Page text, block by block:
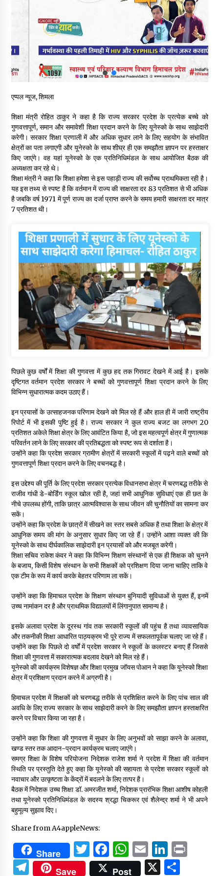
ऊना में PWD का जेई 8 हजार रुपये रिश्वत लेते गिरफ्तार, ठेकेदार का बिल
05/08/2026
स्वास्थ्य विभाग की खरीद में घोटाले की आशंका, स्वतंत्र जांच की मांग, भाजपा
05/08/2026
04/08/2026
पुलिस कांस्टेबल भर्ती के लिए बड़ी राहत, आयु सीमा में 1 वर्ष की छूट आवेदन की
अंतिम तिथि अब 21 अगस्त
04/08/2026
हिमाचल सरकार लाएगी नई “स्वास्थ्य बीमा नीति”, गरीब परिवारों के लिए
उपलब्ध होगी बेहतरीन उपचार सुविधा- CM
एप्पल न्यूज, शिमला
शिक्षा मंत्री रोहित ठाकुर ने कहा है कि राज्य सरकार प्रदेश के प्रत्येक बच्चे को
गुणवत्तापूर्ण, समान और समावेशी शिक्षा प्रदान करने के लिए यूनेस्को के साथ साझेदारी
करेगी। सरकार शिक्षा प्रणाली में और अधिक सुधार लाने के लिए सहयोग के संभावित
क्षेत्रों का पता लगाएगी और यूनेस्को के साथ शीघ्र ही एक समझौता ज्ञापन पर हस्ताक्षर
किए जाएंगे। वह यहां यूनेस्को के एक प्रतिनिधिमंडल के साथ आयोजित बैठक की
अध्यक्षता कर रहे थे।
शिक्षा मंत्री ने कहा कि शिक्षा हमेशा से इस पहाड़ी राज्य की सर्वोच्च प्राथमिकता रही है।
यह इस तथ्य से स्पष्ट है कि वर्तमान में राज्य की साक्षरता दर 83 प्रतिशत से भी अधिक
है जबकि वर्ष 1971 में पूर्ण राज्य का दर्जा प्राप्त करने के समय हमारी साक्षरता दर मात्र
7 प्रतिशत थी।
पिछले कुछ वर्षों में शिक्षा की गुणवत्ता में कुछ हद तक गिरावट देखने में आई है। इसके
दृष्टिगत वर्तमान प्रदेश सरकार ने बच्चों को गुणवत्तापूर्ण शिक्षा प्रदान करने के लिए
विभिन्न सुधारात्मक कदम उठाए हैं।
इन प्रयासों के उत्साहजनक परिणाम देखने को मिल रहे हैं और हाल ही में जारी राष्ट्रीय
रिपोर्ट में भी इसकी पुष्टि हुई है। राज्य सरकार ने कुल राज्य बजट का लगभग 20
प्रतिशत अकेले शिक्षा क्षेत्र के लिए आवंटित किया है, जो इस महत्वपूर्ण क्षेत्र में गुणात्मक
परिवर्तन लाने के लिए सरकार की प्रतिबद्धता को स्पष्ट रूप से दर्शाता है।
उन्होंने कहा कि प्रदेश सरकार ग्रामीण क्षेत्रों में सरकारी स्कूलों में पढ़ने वाले बच्चों को
गुणवत्तापूर्ण शिक्षा प्रदान करने के लिए वचनबद्ध है।
इस उद्देश्य की पूर्ति के लिए प्रदेश सरकार प्रत्येक विधानसभा क्षेत्र में चरणबद्ध तरीके से
राजीव गांधी डे-बोर्डिंग स्कूल खोल रही है, जहां सभी आधुनिक सुविधाएं एक ही छत के
नीचे उपलब्ध होंगी, ताकि छात्र आत्मविश्वास के साथ जीवन की चुनौतियों का सामना कर
सकें।
उन्होंने कहा कि प्रदेश के छात्रों में सीखने का स्तर सबसे अधिक है तथा शिक्षा के क्षेत्र में
आधुनिक समय की मांग के अनुसार सुधार किए जा रहे हैं। उन्होंने आशा व्यक्त की कि
यूनेस्को के साथ दीर्घकालिक साझेदारी इन प्रयासों को और मजबूत करेगी।
शिक्षा सचिव राकेश कंवर ने कहा कि विभिन्न शिक्षण संस्थानों से एक ही शिक्षक को चुनने
के बजाय, किसी विशेष संस्थान के सभी शिक्षकों को प्रशिक्षण दिया जाना चाहिए ताकि वे
एक टीम के रूप में कार्य करके बेहतर परिणाम ला सकें।
उन्होंने कहा कि हिमाचल प्रदेश के शिक्षण संस्थान बुनियादी सुविधाओं से युक्त हैं, इनमें
उच्च नामांकन दर है और प्राथमिक विद्यालयों में लिंगानुपात सामान्य है।
इसके अलावा प्रदेश के दूरस्थ गांव तक सरकारी स्कूलों की पहुंच है तथा व्यावसायिक
और तकनीकी शिक्षा आधारित पाठ्यक्रम भी पूरे राज्य में सफलतापूर्वक चलाए जा रहे हैं।
उन्होंने कहा कि पिछले दो वर्षों में प्रदेश सरकार ने स्कूलों के कलस्टर बनाए हैं जिससे
शिक्षा की गुणवत्ता में सकारात्मक बदलाव देखने को मिल रहे हैं।
यूनेस्को की कार्यक्रम विशेषज्ञ और शिक्षा प्रमुख जॉयस पोआन ने कहा कि यूनेस्को शिक्षा
क्षेत्र में प्रशिक्षण प्रदान करने में अग्रणी है।
हिमाचल प्रदेश में शिक्षकों को चरणबद्ध तरीके से प्रशिक्षित करने के लिए पांच साल की
अवधि के लिए राज्य सरकार के साथ साझेदारी करने के लिए समझौता ज्ञापन हस्ताक्षरित
करने पर विचार किया जा रहा है।
उन्होंने कहा कि शिक्षा की गुणवत्ता में सुधार के लिए अनुभवों को साझा करने के अलावा,
खण्ड स्तर तक आदान-प्रदान कार्यक्रम चलाए जाएंगे।
समग्र शिक्षा के विशेष परियोजना निदेशक राजेश शर्मा ने प्रदेश में शिक्षा की वर्तमान
स्थिति पर प्रस्तुति देते हुए कहा कि यूनेस्को की सहायता से प्रदेश सरकार स्कूलों को
नवाचार और उत्कृष्टता के केंद्रों में बदलने के लिए तत्पर है।
बैठक में निदेशक उच्च शिक्षा डॉ. अमरजीत शर्मा, निदेशक प्रारंभिक शिक्षा आशीष कोहली
तथा यूनेस्को प्रतिनिधिमंडल के सदस्य श्रद्धा चिकरूर एवं शैलेन्द्र शर्मा ने भी अपने
बहुमूल्य सुझाव दिए।
Share from A4appleNews:
Share Twitter
Facebook
WhatsApp
Email
Telegram
Save Post X